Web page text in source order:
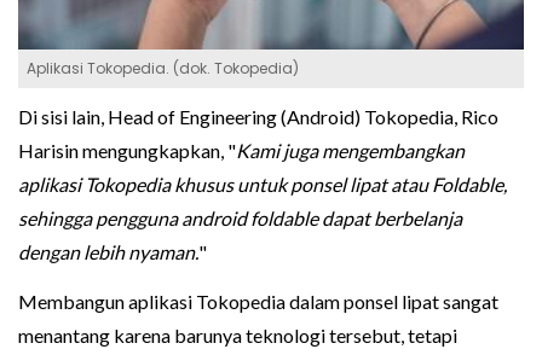
Aplikasi Tokopedia. (dok. Tokopedia)
Di sisi lain, Head of Engineering (Android) Tokopedia, Rico
Harisin mengungkapkan, "Kami juga mengembangkan
aplikasi Tokopedia khusus untuk ponsel lipat atau Foldable,
sehingga pengguna android foldable dapat berbelanja
dengan lebih nyaman."
Membangun aplikasi Tokopedia dalam ponsel lipat sangat
menantang karena barunya teknologi tersebut, tetapi